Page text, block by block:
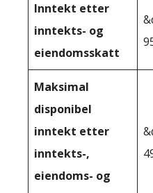
Inntekt etter
inntekts- og
eiendomsskatt
Maksimal
disponibel
inntekt etter
inntekts-,
eiendoms- og